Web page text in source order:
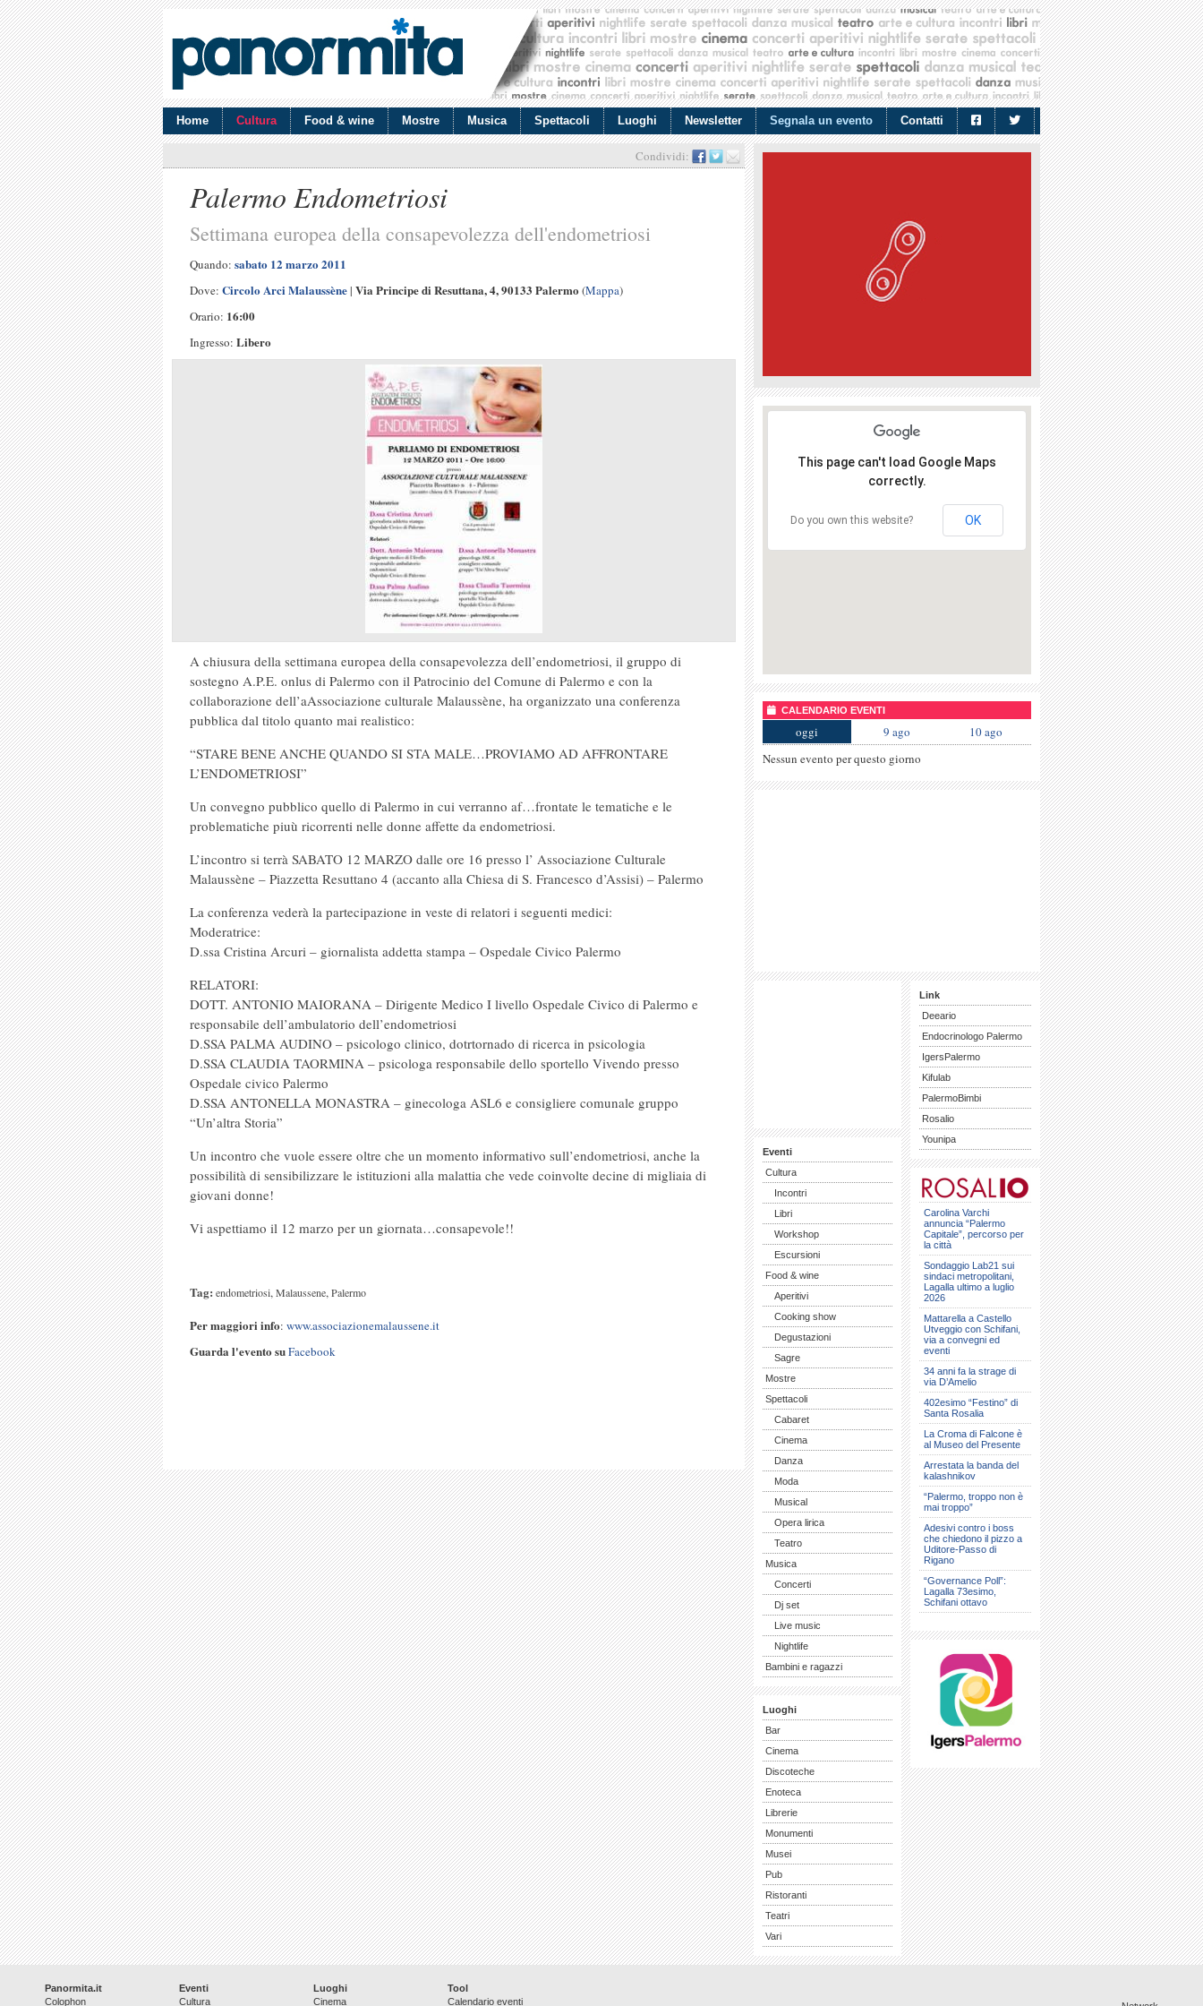
Home Cultura Food & wine Mostre Musica Spettacoli Luoghi Newsletter Segnala un evento Contatti
Condividi:
Palermo Endometriosi
Settimana europea della consapevolezza dell'endometriosi
Quando: sabato 12 marzo 2011
Dove: Circolo Arci Malaussène| Via Principe di Resuttana, 4, 90133 Palermo (Mappa)
Orario: 16:00
Ingresso: Libero
A chiusura della settimana europea della consapevolezza dell’endometriosi, il gruppo di
sostegno A.P.E. onlus di Palermo con il Patrocinio del Comune di Palermo e con la
collaborazione dell’aAssociazione culturale Malaussène, ha organizzato una conferenza
pubblica dal titolo quanto mai realistico:
“STARE BENE ANCHE QUANDO SI STA MALE…PROVIAMO AD AFFRONTARE
L’ENDOMETRIOSI”
Un convegno pubblico quello di Palermo in cui verranno af…frontate le tematiche e le
problematiche piuù ricorrenti nelle donne affette da endometriosi.
L’incontro si terrà SABATO 12 MARZO dalle ore 16 presso l’ Associazione Culturale
Malaussène – Piazzetta Resuttano 4 (accanto alla Chiesa di S. Francesco d’Assisi) – Palermo
La conferenza vederà la partecipazione in veste di relatori i seguenti medici:
Moderatrice:
D.ssa Cristina Arcuri – giornalista addetta stampa – Ospedale Civico Palermo
RELATORI:
DOTT. ANTONIO MAIORANA – Dirigente Medico I livello Ospedale Civico di Palermo e
responsabile dell’ambulatorio dell’endometriosi
D.SSA PALMA AUDINO – psicologo clinico, dotrtornado di ricerca in psicologia
D.SSA CLAUDIA TAORMINA – psicologa responsabile dello sportello Vivendo presso
Ospedale civico Palermo
D.SSA ANTONELLA MONASTRA – ginecologa ASL6 e consigliere comunale gruppo
“Un’altra Storia”
Un incontro che vuole essere oltre che un momento informativo sull’endometriosi, anche la
possibilità di sensibilizzare le istituzioni alla malattia che vede coinvolte decine di migliaia di
giovani donne!
Vi aspettiamo il 12 marzo per un giornata…consapevole!!
Tag: endometriosi,Malaussene,Palermo
Per maggiori info: www.associazionemalaussene.it
Guarda l'evento suFacebook
This page can't load Google Maps
correctly.
Do you own this website? OK
CALENDARIO EVENTI
oggi 9 ago
10 ago
Nessun evento per questo giorno
Eventi
Cultura
Incontri
Libri
Workshop
Escursioni
Food & wine
Aperitivi
Cooking show
Degustazioni
Sagre
Mostre
Spettacoli
Cabaret
Cinema
Danza
Moda
Musical
Opera lirica
Teatro
Musica
Concerti
Dj set
Live music
Nightlife
Bambini e ragazzi
Luoghi
Bar
Cinema
Discoteche
Enoteca
Librerie
Monumenti
Musei
Pub
Ristoranti
Teatri
Vari
Link
Deeario
Endocrinologo Palermo
IgersPalermo
Kifulab
PalermoBimbi
Rosalio
Younipa
Carolina Varchi
annuncia “Palermo
Capitale”, percorso per
la città
Sondaggio Lab21 sui
sindaci metropolitani,
Lagalla ultimo a luglio
2026
Mattarella a Castello
Utveggio con Schifani,
via a convegni ed
eventi
34 anni fa la strage di
via D’Amelio
402esimo “Festino” di
Santa Rosalia
La Croma di Falcone è
al Museo del Presente
Arrestata la banda del
kalashnikov
“Palermo, troppo non è
mai troppo”
Adesivi contro i boss
che chiedono il pizzo a
Uditore-Passo di
Rigano
“Governance Poll”:
Lagalla 73esimo,
Schifani ottavo
Panormita.it
Colophon
Eventi
Cultura
Luoghi
Cinema
Tool
Calendario eventi